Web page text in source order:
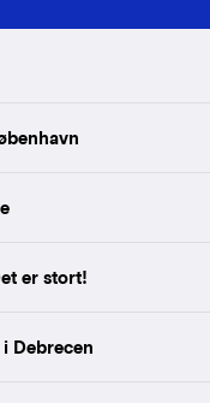
er stort!
Debrecen